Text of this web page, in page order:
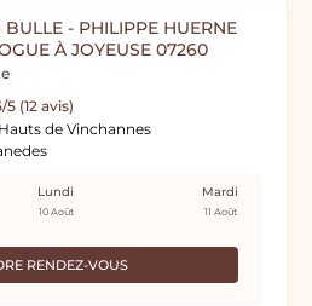
BULLE - PHILIPPE HUERNE
À JOYEUSE 07260
5 (12 avis)
de Vinchannes
RENDEZ-VOUS
Lundi
10 Août
Mardi
11 Août